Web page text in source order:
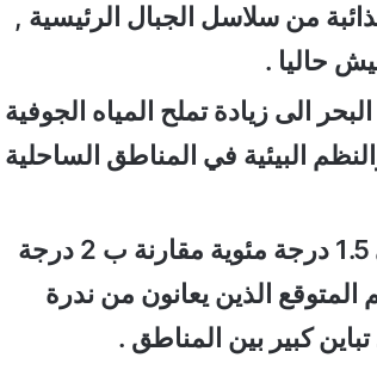
من سلاسل الجبال الرئيسية ,
حاليا .
الى زيادة تملح المياه الجوفية
البيئية في المناطق الساحلية
ان الحد من ظاهرة الاحتباس الحراري الى 1.5 درجة مئوية مقارنة ب 2 درجة
الذين يعانون من ندرة
كبير بين المناطق .